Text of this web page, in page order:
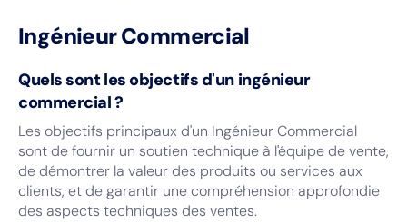
Ingénieur Commercial
Quels sont les objectifs d'un ingénieur
commercial ?
Les objectifs principaux d'un Ingénieur Commercial
sont de fournir un soutien technique à l'équipe de vente,
de démontrer la valeur des produits ou services aux
clients, et de garantir une compréhension approfondie
des aspects techniques des ventes.